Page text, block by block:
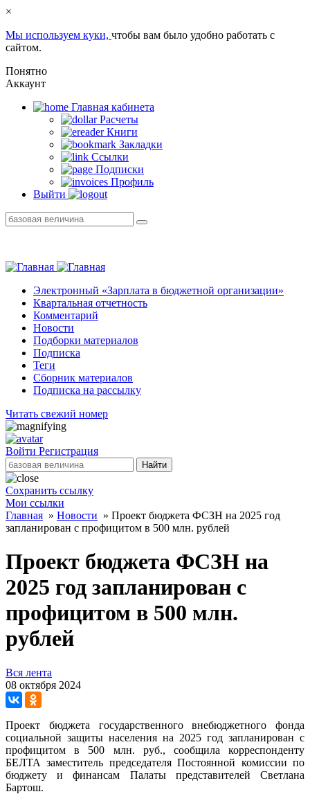
×
Мы используем куки, чтобы вам было удобно работать с
сайтом.
Понятно
Аккаунт
Главная кабинетa
Расчеты
Книги
Закладки
Ссылки
Подписки
Профиль
Выйти
Электронный «Зарплата в бюджетной организации»
Квартальная отчетность
Комментарий
Новости
Подборки материалов
Подписка
Теги
Сборник материалов
Подписка на рассылку
Читать свежий номер
Войти Регистрация
Найти
Сохранить ссылку
Мои ссылки
Главная » Новости » Проект бюджета ФСЗН на 2025 год
запланирован с профицитом в 500 млн. рублей
Проект бюджета ФСЗН на
2025 год запланирован с
профицитом в 500 млн.
рублей
Вся лента
08 октября 2024
Проект бюджета государственного внебюджетного фонда
социальной защиты населения на 2025 год запланирован с
профицитом в 500 млн. руб., сообщила корреспонденту
БЕЛТА заместитель председателя Постоянной комиссии по
бюджету и финансам Палаты представителей Светлана
Бартош.